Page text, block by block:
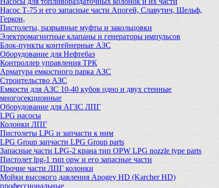
Насос Т-75 и его запасные части Апогей, Славутич, Шельф,
Геркон,
Пистолеты, разрывные муфты и закольцовки
Электромагнитные клапаны и генераторы импульсов
Блок-пункты контейнерные АЗС
Оборудование для Нефтебаз
Контроллер управления ТРК
Арматура емкостного парка АЗС
Строительство АЗС
Емкости для АЗС 10-40 кубов одно и двух стенные
многосекционные
Оборудование для АГЗС ЛПГ
LPG насосы
Колонки ЛПГ
Пистолеты LPG и запчасти к ним
LPG Group запчасти LPG Group parts
Запасные части LPG-2 крана тип OPW LPG nozzle type parts
Пистолет lpg-1 тип opw и его запасные части
Прочие части ЛПГ колонки
Мойки высокого давления Apogey HD (Karcher HD)
профессиональные